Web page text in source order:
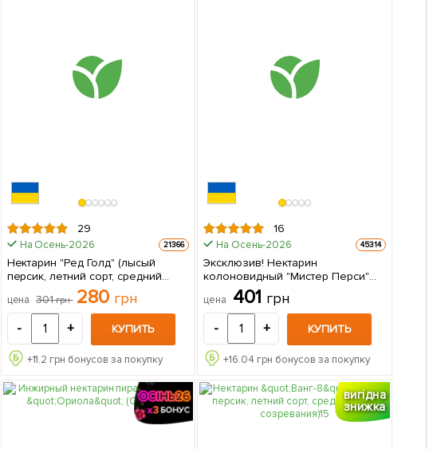
29
На Осень-2026 21366
Нектарин "Ред Голд" (лысый
персик, летний сорт, средний
срок созревания) 1 саженец в
упаковке
цена 301грн 280 грн
- + КУПИТЬ
+11.2 грн бонусов за покупку
16
На Осень-2026 45314
Эксклюзив! Нектарин
колоновидный "Мистер Перси"
(Mr. Percy) 1 саженец в упаковке
цена 401 грн
- + КУПИТЬ
+16.04 грн бонусов за покупку
вигідна
знижка